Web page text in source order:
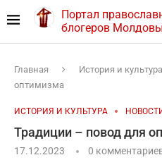
Портал
блогеров Молдовы
Главная История и культура
оптимизма
ИСТОРИЯ И КУЛЬТУРА
Традиции – повод для
17.12.2023 0